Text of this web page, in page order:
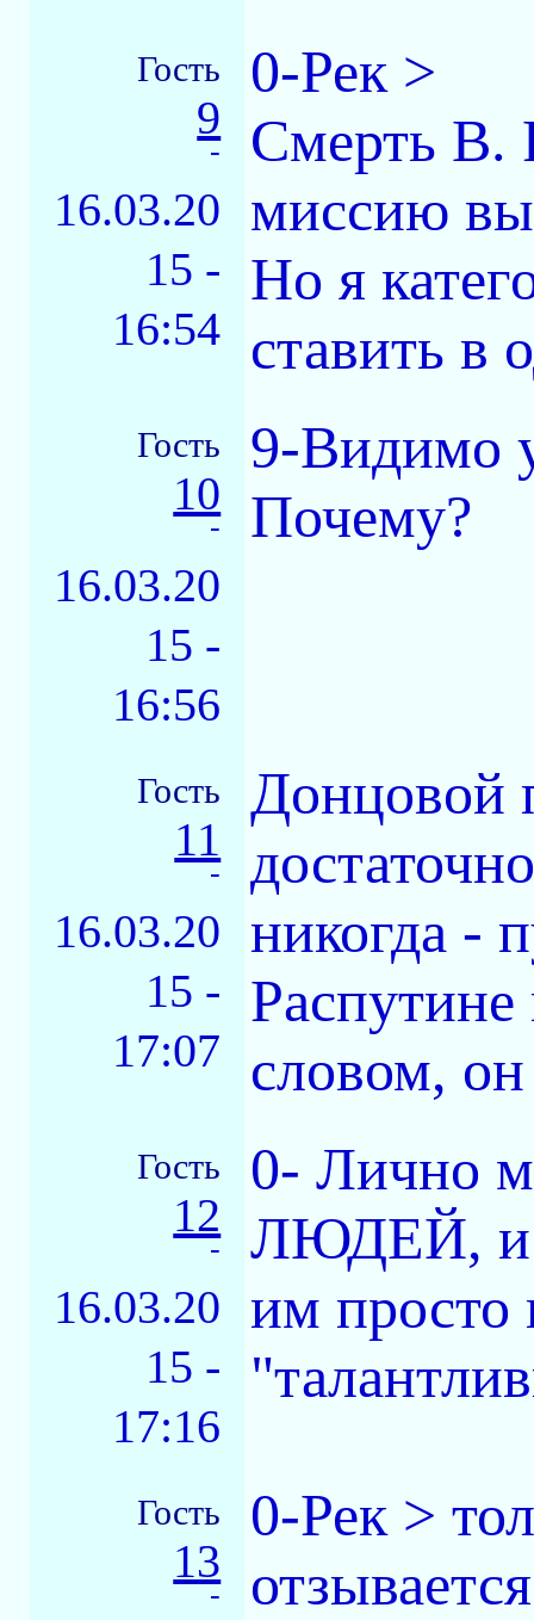
Гость
9
-
16.03.20
15 -
16:54
0-Рек >
Смерть В.
миссию
Но я
ставить в
Гость
10
-
16.03.20
15 -
16:56
9-Видимо
Почему?
Гость
11
-
16.03.20
15 -
17:07
Донцовой
никогда -
словом,
Гость
12
-
16.03.20
15 -
17:16
0- Лично
ЛЮДЕЙ, и
им просто
Гость
13
-
0-Рек >